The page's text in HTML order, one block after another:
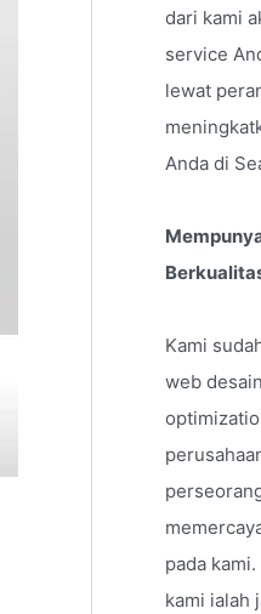
dari kami
service
lewat
Anda di
Kami
web
pada
kami ialah